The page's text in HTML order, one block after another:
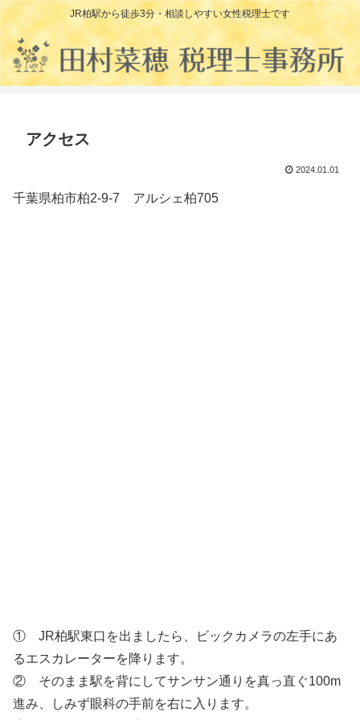
JR柏駅から徒歩3分・相談しやすい女性税理士です
アクセス
2024.01.01
千葉県柏市柏2-9-7 アルシェ柏705
① JR柏駅東口を出ましたら、ビックカメラの左手にあ
るエスカレーターを降ります。
② そのまま駅を背にしてサンサン通りを真っ直ぐ100m
進み、しみず眼科の手前を右に入ります。